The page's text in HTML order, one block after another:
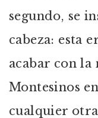
segundo, se
cabeza: esta
acabar con la
Montesinos
cualquier